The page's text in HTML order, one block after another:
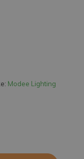
Modee Lighting